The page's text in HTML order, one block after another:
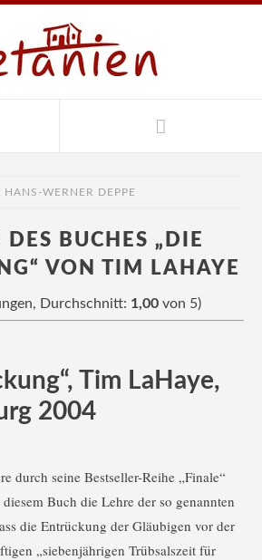
HANS-WERNER DEPPE
DES BUCHES „DIE
VON TIM LAHAYE
Durchschnitt: 1,00 von 5)
Tim LaHaye,
2004
durch seine Bestseller-Reihe „Finale“
Buch die Lehre der so genannten
die Entrückung der Gläubigen vor der
„siebenjährigen Trübsalszeit für